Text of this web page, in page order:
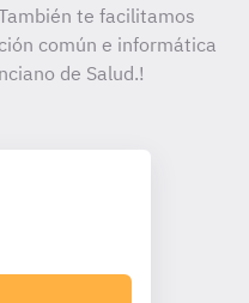
te facilitamos
común e informática
de Salud.!